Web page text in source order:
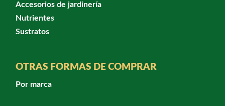
Accesorios de jardinería
Nutrientes
Sustratos
OTRAS FORMAS DE COMPRAR
Por marca